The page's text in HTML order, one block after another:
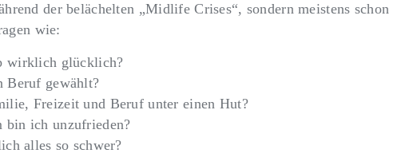
der belächelten „Midlife Crises“, sondern meistens schon
wie:
wirklich glücklich?
Beruf gewählt?
Freizeit und Beruf unter einen Hut?
bin ich unzufrieden?
alles so schwer?